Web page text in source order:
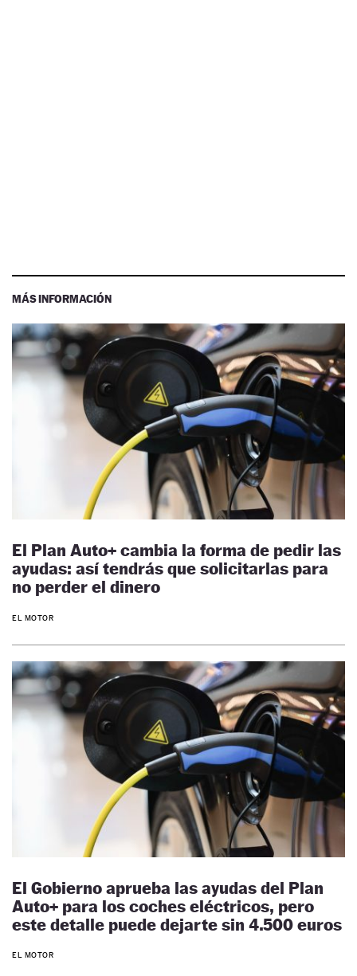
MÁS INFORMACIÓN
El Plan Auto+ cambia la forma de pedir las
ayudas: así tendrás que solicitarlas para
no perder el dinero
EL MOTOR
El Gobierno aprueba las ayudas del Plan
Auto+ para los coches eléctricos, pero
este detalle puede dejarte sin 4.500 euros
EL MOTOR